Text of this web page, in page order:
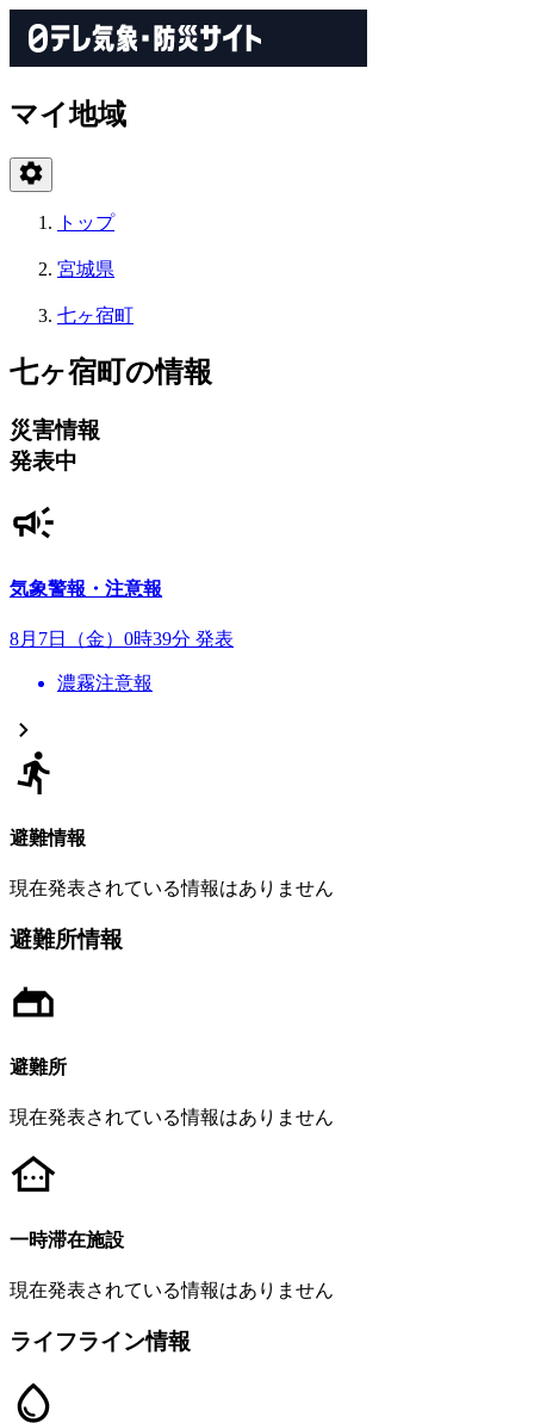
マイ地域
トップ
宮城県
七ヶ宿町
七ヶ宿町の情報
災害情報
発表中
気象警報・注意報
8月7日（金）0時39分 発表
濃霧注意報
避難情報
現在発表されている情報はありません
避難所情報
避難所
現在発表されている情報はありません
一時滞在施設
現在発表されている情報はありません
ライフライン情報